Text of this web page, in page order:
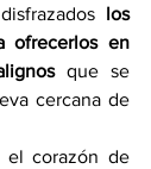
los
ofrecerlos en
que se
cercana de
el corazón de